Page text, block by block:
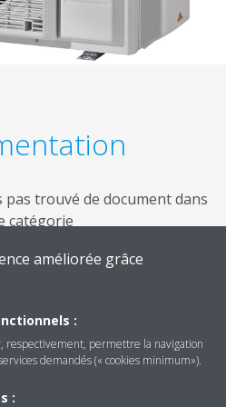
trouvé de document dans
catégorie
améliorée grâce
:
respectivement, permettre la navigation
demandés (« cookies minimum»).
: